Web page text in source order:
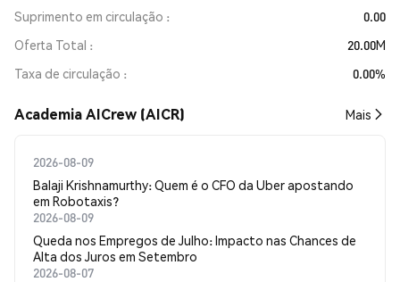
Suprimento em circulação
0.00
Oferta Total
20.00M
Taxa de circulação
0.00%
Academia AICrew (AICR) Mais
2026-08-09
Balaji Krishnamurthy: Quem é o CFO da Uber apostando
em Robotaxis?
2026-08-09
Queda nos Empregos de Julho: Impacto nas Chances de
Alta dos Juros em Setembro
2026-08-07